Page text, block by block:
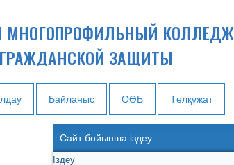
КОЛЛЕДЖ
ГРАЖДАНСКОЙ ЗАЩИТЫ
Байланыс ОӘБ Төлқұжат
Сайт бойынша іздеу